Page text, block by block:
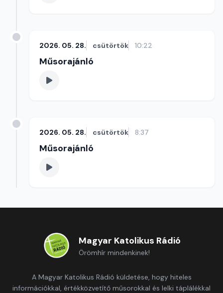
2026. 05. 28. csütörtök 10:22
Műsorajánló
2026. 05. 28. csütörtök 8:37
Műsorajánló
Magyar Katolikus Rádió
Örömhír mindenkinek!
A Magyar Katolikus Rádió küldetése, hogy hiteles
információkkal, értékközvetítő műsorokkal és lelki táplálékkal